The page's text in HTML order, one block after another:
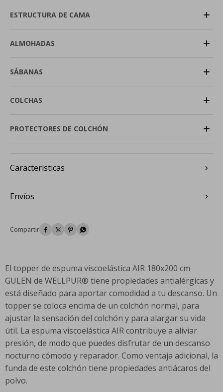
ESTRUCTURA DE CAMA +
ALMOHADAS +
SÁBANAS +
COLCHAS +
PROTECTORES DE COLCHÓN +
Caracteristicas
Envíos
   
El topper de espuma viscoelástica AIR 180x200 cm
GULEN de WELLPUR® tiene propiedades antialérgicas y
está diseñado para aportar comodidad a tu descanso. Un
topper se coloca encima de un colchón normal, para
ajustar la sensación del colchón y para alargar su vida
útil. La espuma viscoelástica AIR contribuye a aliviar
presión, de modo que puedes disfrutar de un descanso
nocturno cómodo y reparador. Como ventaja adicional, la
funda de este colchón tiene propiedades antiácaros del
polvo.